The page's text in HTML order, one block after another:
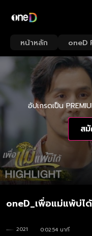
หน้าหลัก oneD
อัปเกรดเป็น
ส
oneD_เพื่อแม่แพ้บ่ได้
2021
0:02:54 นาที